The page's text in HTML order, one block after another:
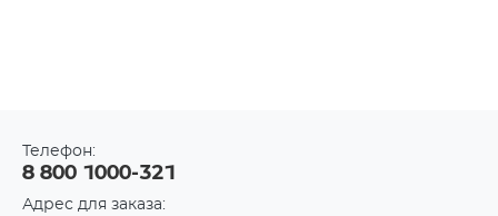
Телефон:
8 800 1000-321
Адрес для заказа: